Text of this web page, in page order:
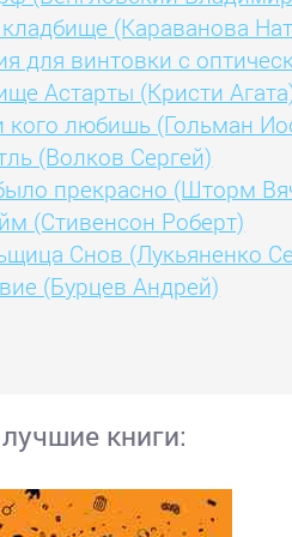
(Караванова
для винтовки с
Астарты (Кристи
кого любишь (Гольман
(Волков Сергей)
прекрасно (Шторм
(Стивенсон Роберт)
Снов (Лукьяненко
(Бурцев Андрей)
книги: